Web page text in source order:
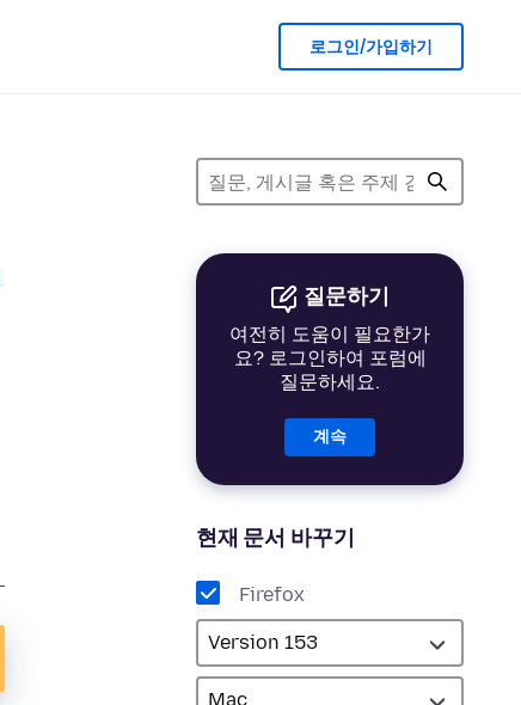
로그인/가입하기
질문하기
여전히 도움이 필요한가
요? 로그인하여 포럼에
질문하세요.
계속
현재 문서 바꾸기
Firefox